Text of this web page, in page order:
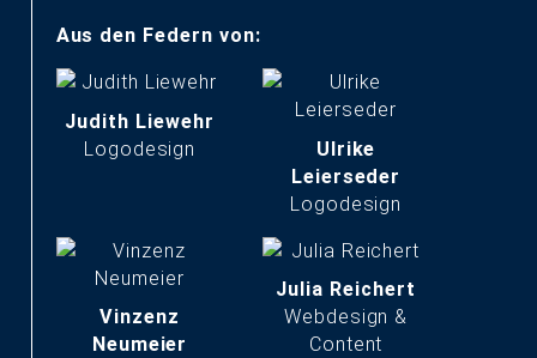
Aus den Federn von:
Judith Liewehr
Logodesign
Ulrike
Leierseder
Logodesign
Vinzenz
Neumeier
Julia Reichert
Webdesign &
Content